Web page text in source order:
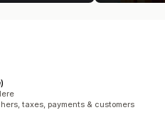
taxes, payments & customers